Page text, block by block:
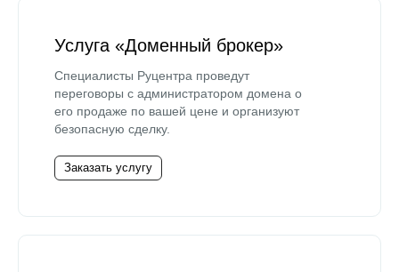
Услуга «Доменный брокер»
Специалисты Руцентра проведут
переговоры с администратором домена о
его продаже по вашей цене и организуют
безопасную сделку.
Заказать услугу